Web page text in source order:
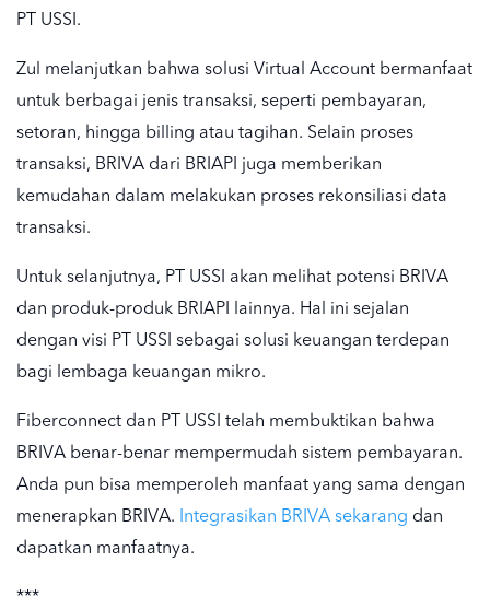
PT USSI.
Zul melanjutkan bahwa solusi Virtual Account bermanfaat
untuk berbagai jenis transaksi, seperti pembayaran,
setoran, hingga billing atau tagihan. Selain proses
transaksi, BRIVA dari BRIAPI juga memberikan
kemudahan dalam melakukan proses rekonsiliasi data
transaksi.
Untuk selanjutnya, PT USSI akan melihat potensi BRIVA
dan produk-produk BRIAPI lainnya. Hal ini sejalan
dengan visi PT USSI sebagai solusi keuangan terdepan
bagi lembaga keuangan mikro.
Fiberconnect dan PT USSI telah membuktikan bahwa
BRIVA benar-benar mempermudah sistem pembayaran.
Anda pun bisa memperoleh manfaat yang sama dengan
menerapkan BRIVA. Integrasikan BRIVA sekarang dan
dapatkan manfaatnya.
***